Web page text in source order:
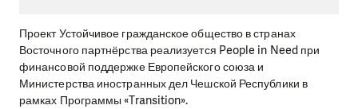
Проект Устойчивое гражданское общество в странах
Восточного партнёрства реализуется People in Need при
финансовой поддержке Европейского союза и
Министерства иностранных дел Чешской Республики в
рамках Программы «Transition».